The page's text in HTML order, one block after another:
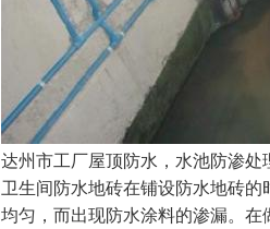
达州市工厂屋顶防水，水池防渗处
卫生间防水地砖在铺设防水地砖
均匀，而出现防水涂料的渗漏。